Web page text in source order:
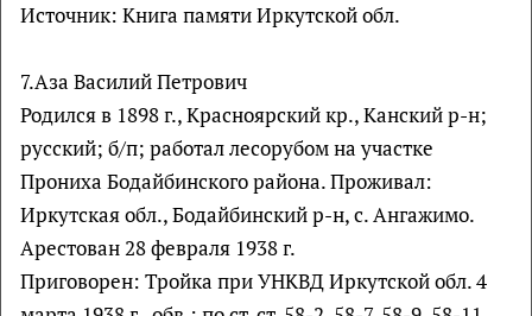
Источник: Книга памяти Иркутской обл.
7.Аза Василий Петрович
Родился в 1898 г., Красноярский кр., Канский р-н;
русский; б/п; работал лесорубом на участке
Прониха Бодайбинского района. Проживал:
Иркутская обл., Бодайбинский р-н, с. Ангажимо.
Арестован 28 февраля 1938 г.
Приговорен: Тройка при УНКВД Иркутской обл. 4